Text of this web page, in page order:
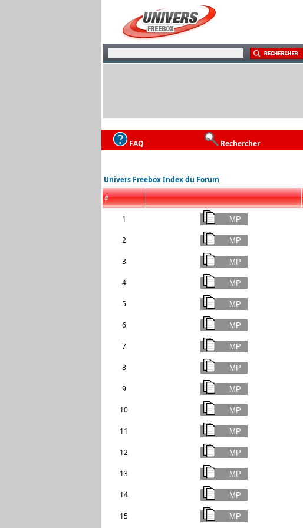
FAQ Rechercher
Univers Freebox Index du Forum
#
1
2
3
4
5
6
7
8
9
10
11
12
13
14
15